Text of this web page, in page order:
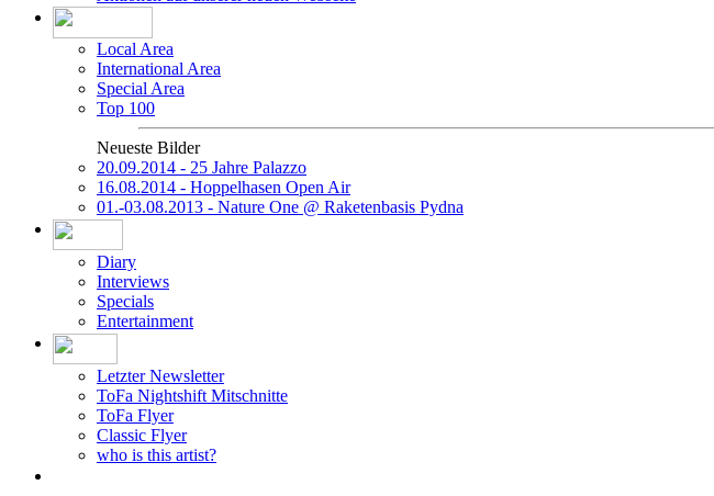
Local Area
International Area
Special Area
Top 100
Neueste Bilder
20.09.2014 - 25 Jahre Palazzo
16.08.2014 - Hoppelhasen Open Air
01.-03.08.2013 - Nature One @ Raketenbasis Pydna
Diary
Interviews
Specials
Entertainment
Letzter Newsletter
ToFa Nightshift Mitschnitte
ToFa Flyer
Classic Flyer
who is this artist?